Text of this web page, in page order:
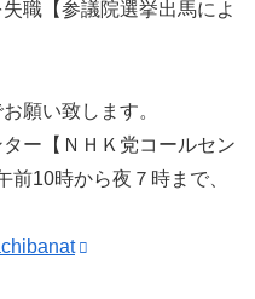
職【参議院選挙出馬によ
願い致します。
ー【ＮＨＫ党コールセン
前10時から夜７時まで、